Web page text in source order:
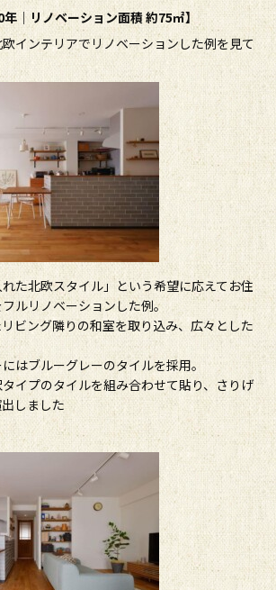
｜リノベーション面積 約75㎡】
インテリアでリノベーションした例を見て
た北欧スタイル」という希望に応えてお住
ルリノベーションした例。
ビング隣りの和室を取り込み、広々とした
はブルーグレーのタイルを採用。
イプのタイルを組み合わせて貼り、さりげ
しました